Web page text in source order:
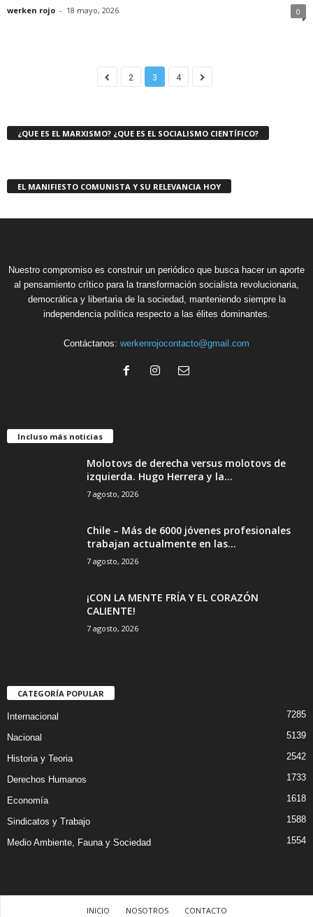
werken rojo - 18 mayo, 2026 0
2 3 4
¿QUE ES EL MARXISMO? ¿QUE ES EL SOCIALISMO CIENTÍFICO?
EL MANIFIESTO COMUNISTA Y SU RELEVANCIA HOY
Nuestro compromiso es construir un periódico que busca hacer un aporte
al pensamiento crítico para la transformación socialista revolucionaria,
democrática y libertaria de la sociedad, manteniendo siempre la
independencia política respecto a las élites dominantes.
Contáctanos: werkenrojocontacto@gmail.com
Incluso más noticias
Molotovs de derecha versus molotovs de
izquierda. Hugo Herrera y la...
7 agosto, 2026
Chile – Más de 6000 jóvenes profesionales
trabajan actualmente en las...
7 agosto, 2026
¡CON LA MENTE FRÍA Y EL CORAZÓN
CALIENTE!
7 agosto, 2026
CATEGORÍA POPULAR
Internacional 7285
Nacional 5139
Historia y Teoria 2542
Derechos Humanos 1733
Economía 1618
Sindicatos y Trabajo 1588
Medio Ambiente, Fauna y Sociedad 1554
INICIO NOSOTROS CONTACTO